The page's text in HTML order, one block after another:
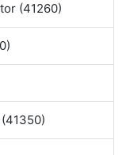
(41260)